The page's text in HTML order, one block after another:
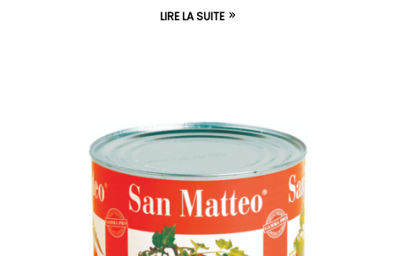
LIRE LA SUITE